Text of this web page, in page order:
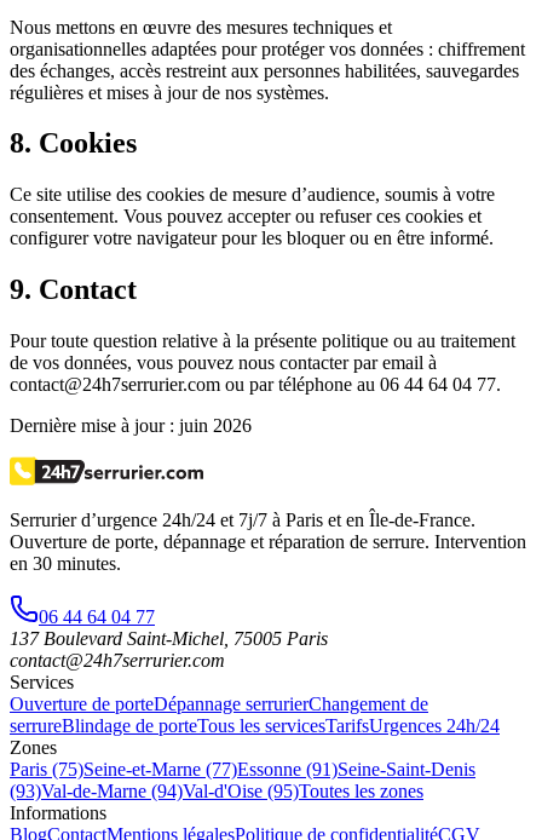
Nous mettons en œuvre des mesures techniques et
organisationnelles adaptées pour protéger vos données : chiffrement
des échanges, accès restreint aux personnes habilitées, sauvegardes
régulières et mises à jour de nos systèmes.
8. Cookies
Ce site utilise des cookies de mesure d’audience, soumis à votre
consentement. Vous pouvez accepter ou refuser ces cookies et
configurer votre navigateur pour les bloquer ou en être informé.
9. Contact
Pour toute question relative à la présente politique ou au traitement
de vos données, vous pouvez nous contacter par email à
contact@24h7serrurier.com ou par téléphone au 06 44 64 04 77.
Dernière mise à jour : juin 2026
Serrurier d’urgence 24h/24 et 7j/7 à Paris et en Île-de-France.
Ouverture de porte, dépannage et réparation de serrure. Intervention
en 30 minutes.
06 44 64 04 77
137 Boulevard Saint-Michel 75005 Paris
contact@24h7serrurier.com
Services
Ouverture de porteDépannage serrurierChangement de
serrureBlindage de porteTous les servicesTarifsUrgences 24h/24
Zones
Paris (75)Seine-et-Marne (77)Essonne (91)Seine-Saint-Denis
(93)Val-de-Marne (94)Val-d'Oise (95)Toutes les zones
Informations
BlogContactMentions légalesPolitique de confidentialitéCGV